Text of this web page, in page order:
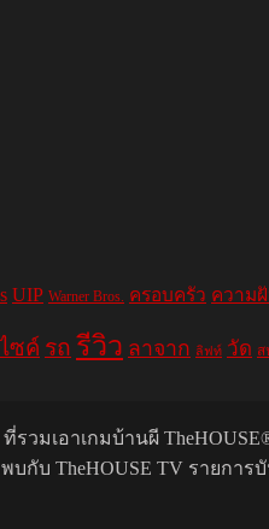
UIP Warner Bros. ครอบครัว ความ
ซค์ รถ รีวิว ลาจาก ลิฟท์ วัด
รวมเอาเกมบ้านผี
กับ TheHOUSE TV รายกา